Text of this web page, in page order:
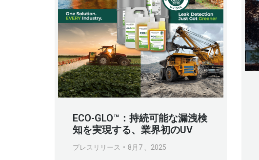
ECO-GLO™：持続可能な漏洩検
知を実現する、業界初のUV
プレスリリース 8月7 、2025